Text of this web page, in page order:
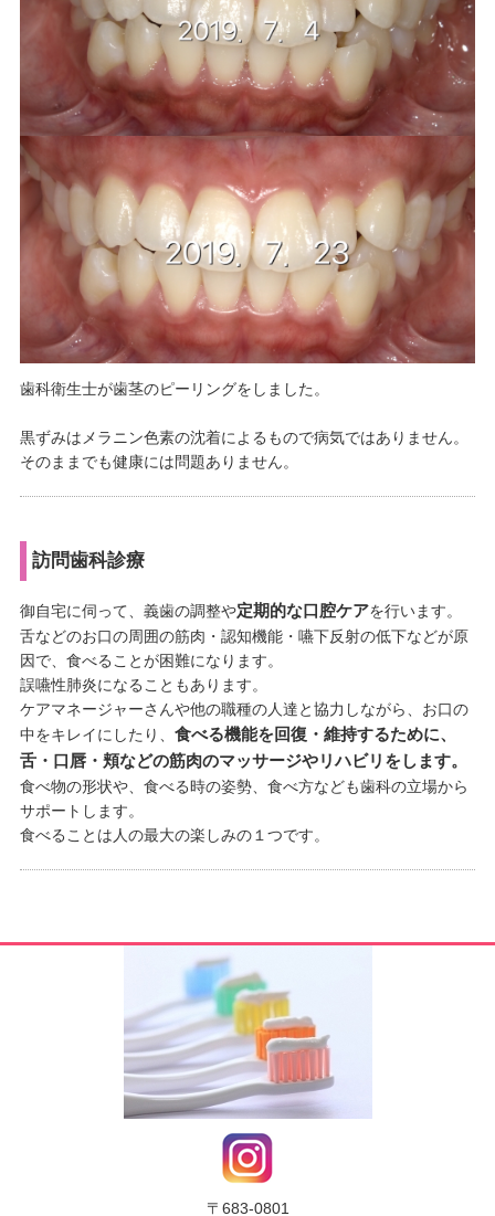
歯科衛生士が歯茎のピーリングをしました。
黒ずみはメラニン色素の沈着によるもので病気ではありません。
そのままでも健康には問題ありません。
訪問歯科診療
御自宅に伺って、義歯の調整や定期的な口腔ケアを行います。
舌などのお口の周囲の筋肉・認知機能・嚥下反射の低下などが原
因で、食べることが困難になります。
誤嚥性肺炎になることもあります。
ケアマネージャーさんや他の職種の人達と協力しながら、お口の
中をキレイにしたり、 食べる機能を回復・維持するために、
舌・口唇・頬などの筋肉のマッサージやリハビリをします。
食べ物の形状や、食べる時の姿勢、食べ方なども歯科の立場から
サポートします。
食べることは人の最大の楽しみの１つです。
〒683-0801